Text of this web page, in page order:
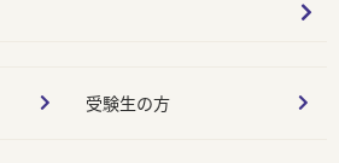
受験生の方